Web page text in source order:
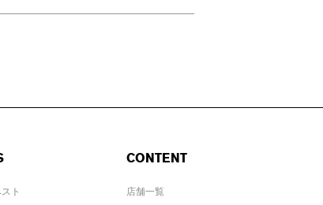
ト
CONTENT
店舗一覧